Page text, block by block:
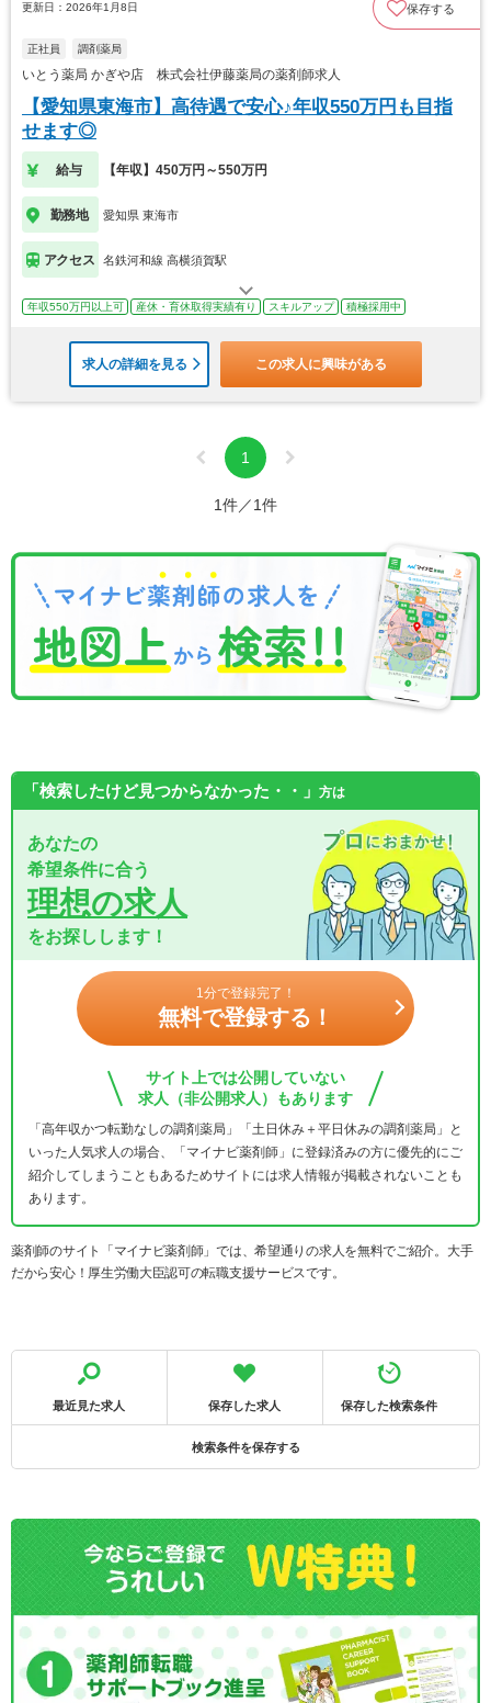
更新日：2026年1月8日 保存する
正社員 調剤薬局
いとう薬局 かぎや店 株式会社伊藤薬局の薬剤師求人
【愛知県東海市】高待遇で安心♪年収550万円も目指
せます◎
給与 【年収】450万円～550万円
勤務地 愛知県 東海市
アクセス 名鉄河和線 高横須賀駅
年収550万円以上可 産休・育休取得実績有り スキルアップ 積極採用中
求人の詳細を見る この求人に興味がある
1
1件／1件
「検索したけど見つからなかった・・」 方は
あなたの
希望条件に合う
理想の求人
をお探しします！
1分で登録完了！
無料で登録する！
サイト上では公開していない
求人（非公開求人）もあります
「高年収かつ転勤なしの調剤薬局」「土日休み＋平日休みの調剤薬局」と
いった人気求人の場合、「マイナビ薬剤師」に登録済みの方に優先的にご
紹介してしまうこともあるためサイトには求人情報が掲載されないことも
あります。
薬剤師のサイト「マイナビ薬剤師」では、希望通りの求人を無料でご紹介。大手
だから安心！厚生労働大臣認可の転職支援サービスです。
最近見た求人 保存した求人 保存した検索条件
検索条件を保存する